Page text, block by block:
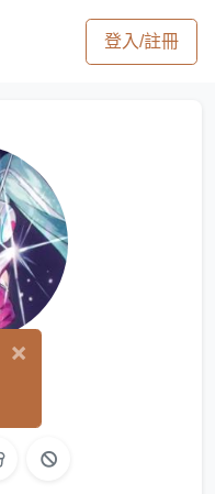
登入/註冊
×